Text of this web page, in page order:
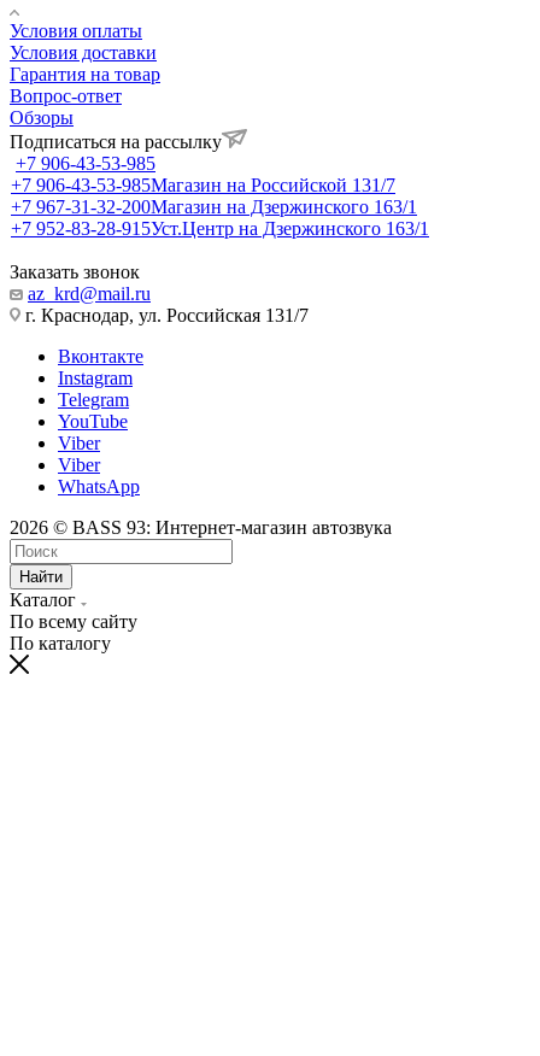
Условия оплаты
Условия доставки
Гарантия на товар
Вопрос-ответ
Обзоры
Подписаться на рассылку
+7 906-43-53-985
+7 906-43-53-985Магазин на Российской 131/7
+7 967-31-32-200Магазин на Дзержинского 163/1
+7 952-83-28-915Уст.Центр на Дзержинского 163/1
Заказать звонок
az_krd@mail.ru
г. Краснодар, ул. Российская 131/7
Вконтакте
Instagram
Telegram
YouTube
Viber
Viber
WhatsApp
2026 © BASS 93: Интернет-магазин автозвука
Найти
Каталог
По всему сайту
По каталогу